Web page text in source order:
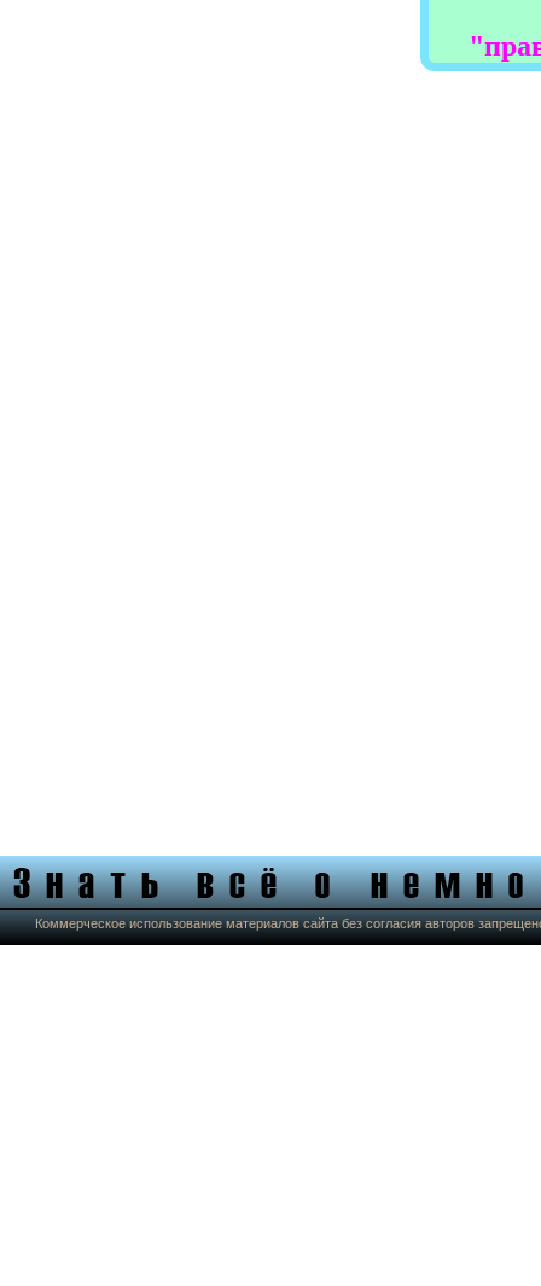
Коммерческое использование материалов сайта без согласия авторов